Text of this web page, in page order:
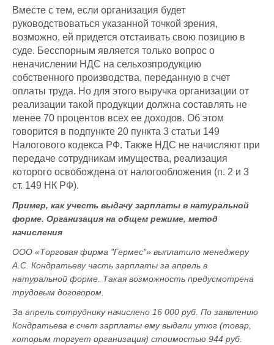
Вместе с тем, если организация будет
руководствоваться указанной точкой зрения,
возможно, ей придется отстаивать свою позицию в
суде. Бесспорным является только вопрос о
неначислении НДС на сельхозпродукцию
собственного производства, переданную в счет
оплаты труда. Но для этого выручка организации от
реализации такой продукции должна составлять не
менее 70 процентов всех ее доходов. Об этом
говорится в подпункте 20 пункта 3 статьи 149
Налогового кодекса РФ. Также НДС не начисляют при
передаче сотрудникам имущества, реализация
которого освобождена от налогообложения (п. 2 и 3
ст. 149 НК РФ).
Пример, как учесть выдачу зарплаты в натуральной
форме. Организация на общем режиме, метод
начисления
ООО «Торговая фирма "Гермес"» выплатило менеджеру
А.С. Кондратьеву часть зарплаты за апрель в
натуральной форме. Такая возможность предусмотрена
трудовым договором.
За апрель сотруднику начислено 16 000 руб. По заявлению
Кондратьева в счет зарплаты ему выдали утюг (товар,
которым торгует организация) стоимостью 944 руб.